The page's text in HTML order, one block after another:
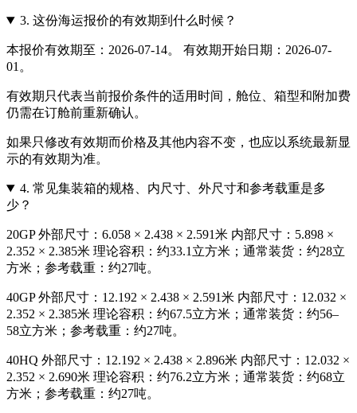
3. 这份海运报价的有效期到什么时候？
本报价有效期至：2026-07-14。 有效期开始日期：2026-07-
01。
有效期只代表当前报价条件的适用时间，舱位、箱型和附加费
仍需在订舱前重新确认。
如果只修改有效期而价格及其他内容不变，也应以系统最新显
示的有效期为准。
4. 常见集装箱的规格、内尺寸、外尺寸和参考载重是多
少？
20GP 外部尺寸：6.058 × 2.438 × 2.591米 内部尺寸：5.898 ×
2.352 × 2.385米 理论容积：约33.1立方米；通常装货：约28立
方米；参考载重：约27吨。
40GP 外部尺寸：12.192 × 2.438 × 2.591米 内部尺寸：12.032 ×
2.352 × 2.385米 理论容积：约67.5立方米；通常装货：约56–
58立方米；参考载重：约27吨。
40HQ 外部尺寸：12.192 × 2.438 × 2.896米 内部尺寸：12.032 ×
2.352 × 2.690米 理论容积：约76.2立方米；通常装货：约68立
方米；参考载重：约27吨。